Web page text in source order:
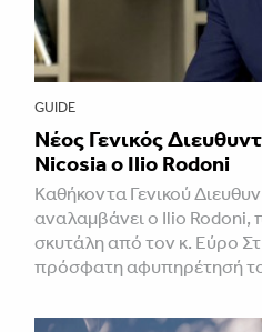
GUIDE
Νέος Γενικός
Nicosia ο Ilio Rodoni
Καθήκοντα Γενικού
αναλαμβάνει ο Ilio Rodoni,
σκυτάλη από τον κ. Εύρο
πρόσφατη αφυπηρέτησή